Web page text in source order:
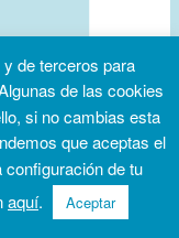
de terceros para
de las cookies
si no cambias esta
que aceptas el
de tu
aquí. Aceptar